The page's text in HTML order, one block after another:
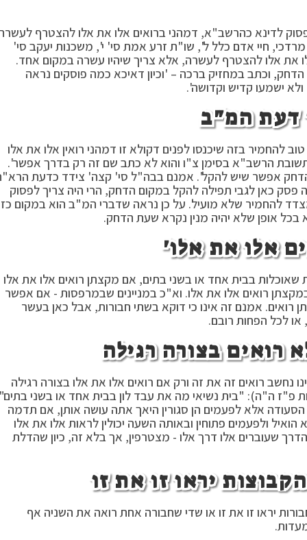
לדינא כהרשב"א, דמהני ברואים אלו את אלו להצטרף
חיי אדם כלל ל', שו"ת זרע אמת סי' י', משכנות יעקב סי'
אלו להצטרף לעשרה, אלא צריך שיהיו עשרה במקום אחד.
וכתב במחזיק ברכה – 'וכיון דאיכא כמה פוסקים נראה
ישמעו קדיש וקדושה'.
דעת המ"ב
להחמיר בזה שיכנסו לפנים דקולא זו דמהני רואין אלו את אלו
הרשב"א בסימן צ"ו והוא לא כתב שם זה רק בדרך אפשר'.
הדחק אפשר שיש להקל'. אמנם בבה"ל סי' קצה' צידד כדעת
כאן לגבי תפילה להקל במקום הדחק, הרי היה צריך לפסוק
להחמיר שלא מועיל. על כן נראה שדברי המ"ב הוא במקום
בכל אופן שלא יהיה מנין נקרא שעת הדחק.
אלו את אלו'
בבית אחד או בשני בתים, אם מקצתן רואים אלו את אלו
רואים אלו את אלו. וא"כ במניינים שבמרפסות - אם אפשר
רואים. אמנם זה אינו כי דוקא בשתי חבורות, אבל כאן בעשר
לכל הפחות רובם.
רואים בצורה רגילה
רואים זה את זה ורק אם רואים אלו את אלו בצורה רגילה
פ"ז ה"ה): "בית נשיאי מה את עבד לון בבית אחד או בשני
אלא לפעמים הן סגורין היאך אתה עושה אותן, אם תדמה
ולפעמים פתוחין ובאותה השעה יכולין לראות אלו את אלו
שעוברים אלו דרך אלו - מצטרפין, אך בלא זה, כיון שהדלת
יראו זו את זו
יראו זו את זו או שדי שחבורה אחת רואה את השניה אף